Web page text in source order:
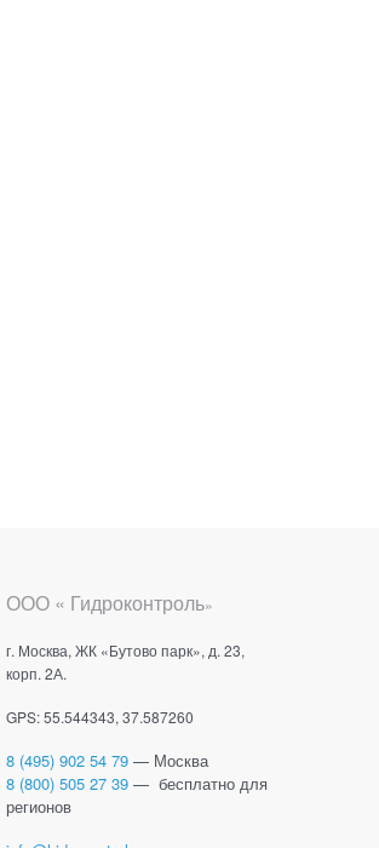
ООО « Гидроконтроль»
г. Москва, ЖК «Бутово парк», д. 23,
корп. 2А.
GPS: 55.544343, 37.587260
8 (495) 902 54 79 — Москва
8 (800) 505 27 39 — бесплатно для
регионов